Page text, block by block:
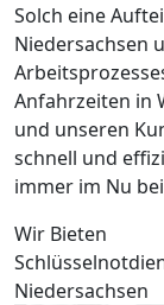
Solch eine
Niedersachsen
Anfahrzeiten in
und unseren
schnell und
immer im Nu
Wir Bieten
Niedersachsen